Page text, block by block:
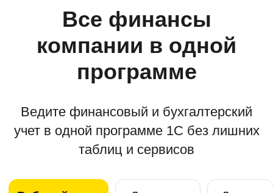
Эксперт расскажет про модуль
P&L, покажет как с его помощью
решить задачи вашего бизнеса
внедрения
по автоматизации